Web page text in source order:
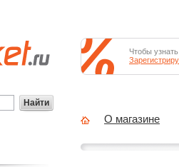
Найти
Чтобы
О магазине